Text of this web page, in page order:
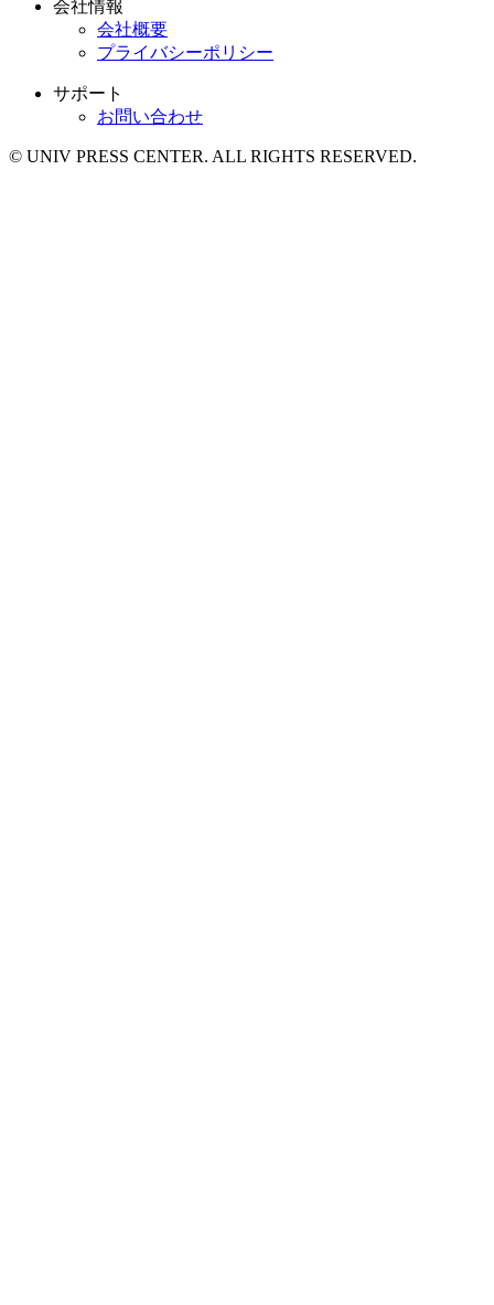
会社情報
会社概要
プライバシーポリシー
サポート
お問い合わせ
© UNIV PRESS CENTER. ALL RIGHTS RESERVED.